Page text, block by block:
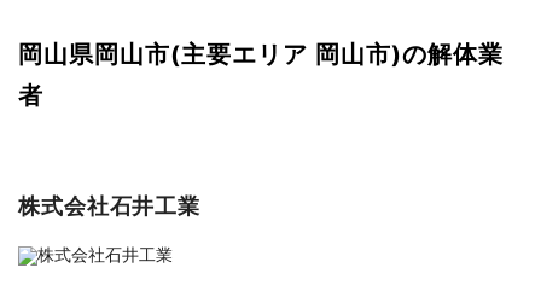
岡山県岡山市(主要エリア 岡山市)の解体業
者
株式会社石井工業